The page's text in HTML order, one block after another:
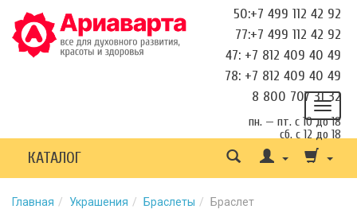
50:+7 499 112 42 92
77:+7 499 112 42 92
47: +7 812 409 40 49
78: +7 812 409 40 49
8 800 707 31 32
пн. — пт. с 10 до 18
сб. с 12 до 18
КАТАЛОГ
Главная Украшения Браслеты Браслет